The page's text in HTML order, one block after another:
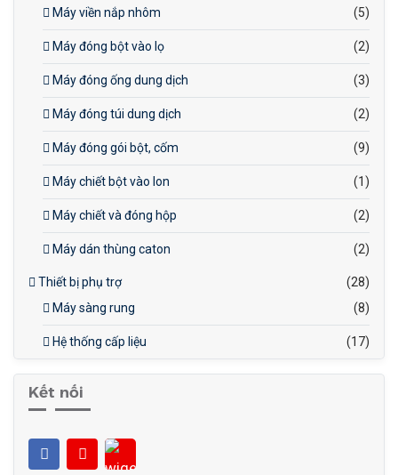
Máy viền nắp nhôm (5)
Máy đóng bột vào lọ (2)
Máy đóng ống dung dịch (3)
Máy đóng túi dung dịch (2)
Máy đóng gói bột, cốm (9)
Máy chiết bột vào lon (1)
Máy chiết và đóng hộp (2)
Máy dán thùng caton (2)
Thiết bị phụ trợ
(28)
Máy sàng rung
(8)
Hệ thống cấp liệu (17)
Kết nối